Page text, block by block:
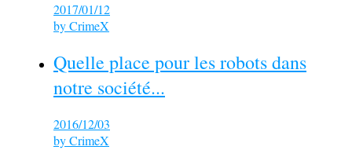
2017/01/12
byCrimeX
Quelle place pour les robots dans
notre société...
2016/12/03
byCrimeX